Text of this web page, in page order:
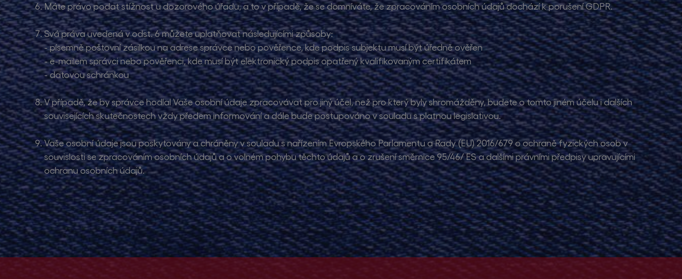
Máte právo podat stížnost u dozorového úřadu, a to v případě, že se domníváte, že zpracováním osobních údajů dochází k porušení GDPR.
Svá práva uvedená v odst. 6 můžete uplatňovat následujícími způsoby:
- písemně poštovní zásilkou na adrese správce nebo pověřence, kde podpis subjektu musí být úředně ověřen
- e-mailem správci nebo pověřenci, kde musí být elektronický podpis opatřený kvalifikovaným certifikátem
- datovou schránkou
V případě, že by správce hodlal Vaše osobní údaje zpracovávat pro jiný účel, než pro který byly shromážděny, budete o tomto jiném účelu i dalších
souvisejících skutečnostech vždy předem informování a dále bude postupováno v souladu s platnou legislativou.
Vaše osobní údaje jsou poskytovány a chráněny v souladu s nařízením Evropského Parlamentu a Rady (EU) 2016/679 o ochraně fyzických osob v
souvislosti se zpracováním osobních údajů a o volném pohybu těchto údajů a o zrušení směrnice 95/46/ ES a dalšími právními předpisy upravujícími
ochranu osobních údajů.